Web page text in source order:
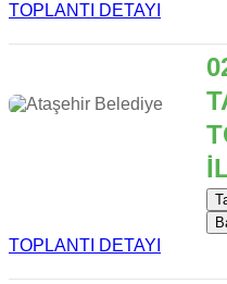
TOPLANTI DETAYI
TOPLANTI DETAYI